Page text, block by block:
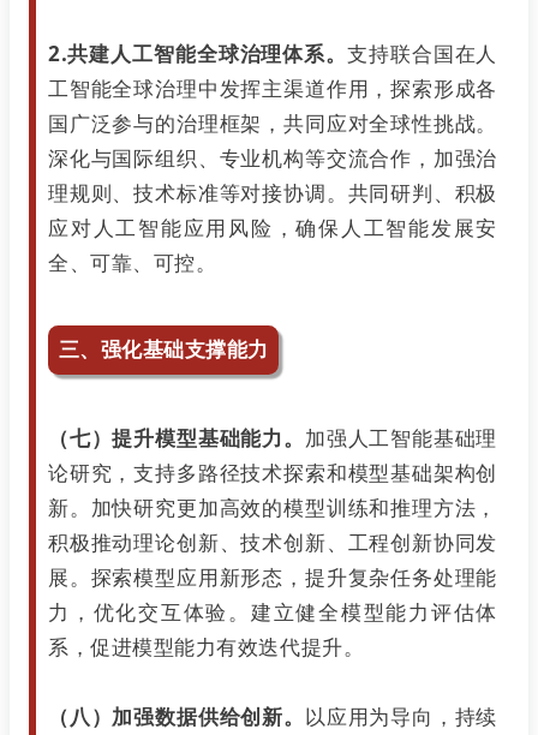
2.共建人工智能全球治理体系。支持联合国在人
工智能全球治理中发挥主渠道作用，探索形成各
国广泛参与的治理框架，共同应对全球性挑战。
深化与国际组织、专业机构等交流合作，加强治
理规则、技术标准等对接协调。共同研判、积极
应对人工智能应用风险，确保人工智能发展安
全、可靠、可控。
三、强化基础支撑能力
（七）提升模型基础能力。 加强人工智能基础理
论研究，支持多路径技术探索和模型基础架构创
新。加快研究更加高效的模型训练和推理方法，
积极推动理论创新、技术创新、工程创新协同发
展。探索模型应用新形态，提升复杂任务处理能
力，优化交互体验。建立健全模型能力评估体
系，促进模型能力有效迭代提升。
（八）加强数据供给创新。 以应用为导向，持续